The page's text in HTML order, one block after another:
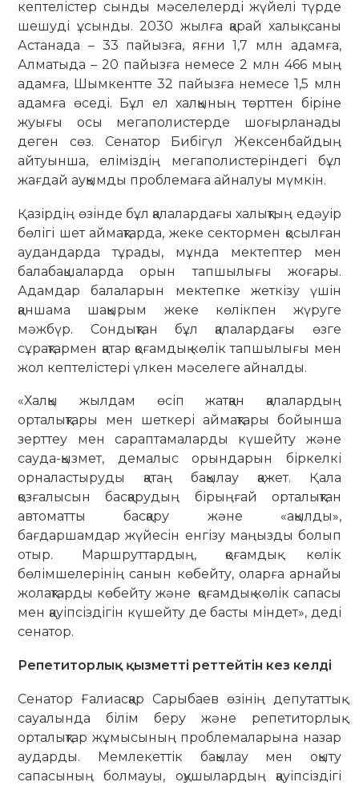
кептелістер сынды мә­селелерді жүйелі түрде
шешуді ұсын­ды. 2030 жылға қарай халық саны
Астанада – 33 пайызға, яғни 1,7 млн адам­ға,
Алматыда – 20 пайызға немесе 2 млн 466 мың
адамға, Шымкентте 32 пайызға немесе 1,5 млн
адамға өседі. Бұл ел халқы­­ның төрттен біріне
жуығы осы мега­по­лис­терде шоғырланады
деген сөз. Сенатор Бибігүл Жексенбайдың
айтуынша, еліміздің мегаполистеріндегі бұл
жағдай ауқымды проблемаға айналуы мүмкін.
Қазірдің өзінде бұл қалалардағы халық­тың едәуір
бөлігі шет аймақ­тар­да, жеке сектормен қосылған
аудандарда тұрады, мұнда мектептер мен
балабақшаларда орын тапшылығы жоғары.
Адамдар балаларын мектепке жеткізу үшін
қаншама шақырым жеке көлікпен жүруге
мәжбүр. Сондықтан бұл қалалардағы өзге
сұрақтармен қатар қоғамдық көлік тапшылығы мен
жол кептелістері үлкен мәселеге айналды.
«Халқы жылдам өсіп жатқан қала­лардың
орталықтары мен шеткері аймақ­тары бойынша
зерттеу мен сараптамаларды күшейту және
сауда-қызмет, демалыс орындарын біркелкі
орналастыруды қатаң бақылау қажет. Қала
қозғалысын басқарудың бірыңғай орталықтан
автоматты басқару және «ақылды»,
бағдаршамдар жүйесін енгізу маңызды болып
отыр. Маршруттардың, қоғамдық көлік
бөлімшелерінің санын көбейту, оларға арнайы
жолақтарды көбейту және қоғамдық көлік сапасы
мен қауіпсіздігін күшейту де басты міндет», деді
сенатор.
Репетиторлық қызметті реттейтін кез келді
Сенатор Ғалиасқар Сарыбаев өзінің депутаттық
сауалында білім беру және репетиторлық
орталықтар жұмысының проблемаларына назар
аударды. Мемлекеттік бақылау мен оқыту
сапасының болмауы, оқушылардың қауіпсіздігі